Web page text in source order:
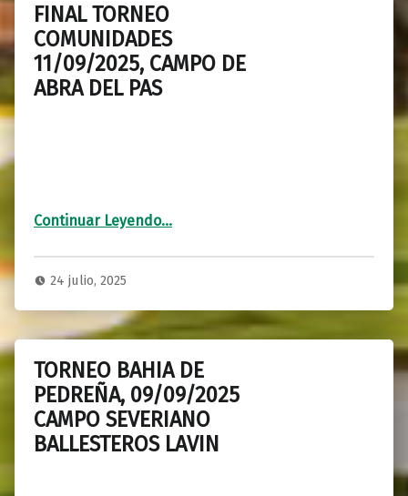
FINAL TORNEO
COMUNIDADES
11/09/2025, CAMPO DE
ABRA DEL PAS
Continuar Leyendo“FINAL TORNEO COMUNIDADES 11/09/2025, CAMPO DE ABRA DEL PAS”
…
24 julio, 2025
TORNEO BAHIA DE
PEDREÑA, 09/09/2025
CAMPO SEVERIANO
BALLESTEROS LAVIN